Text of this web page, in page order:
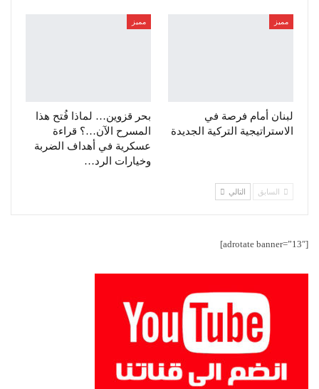
مميز
لبنان أمام فرصة في
الاستراتيجية التركية الجديدة
مميز
بحر قزوين… لماذا فُتح هذا
المسرح الآن…؟ قراءة
عسكرية في أهداف الضربة
وخيارات الرد…
السابق التالي
[adrotate banner=”13″]